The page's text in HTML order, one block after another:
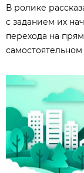
В ролике
с заданием их
перехода на